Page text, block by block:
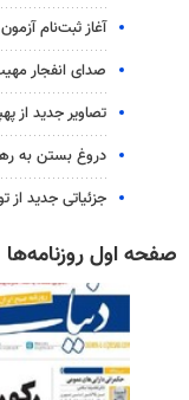
آغاز ثبت‌نام‌
صدای انفجار
تصاویر جدید از
دروغ بستن به
جزئیاتی جدید
صفحه اول روزنامه‌ها